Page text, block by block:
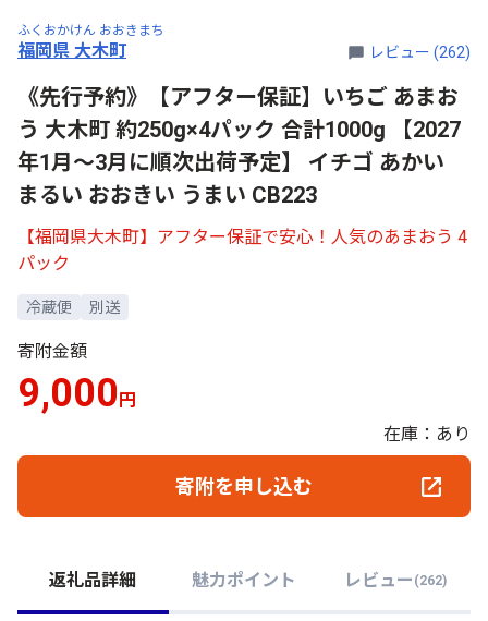
ふくおかけん おおきまち
福岡県 大木町 レビュー (262)
《先行予約》【アフター保証】いちご あまお
う 大木町 約250g×4パック 合計1000g 【2027
年1月～3月に順次出荷予定】 イチゴ あかい
まるい おおきい うまい CB223
【福岡県大木町】アフター保証で安心！人気のあまおう 4
パック
冷蔵便 別送
寄附金額
9,000 円
在庫：あり
寄附を申し込む
返礼品詳細 魅力ポイント レビュー (262)